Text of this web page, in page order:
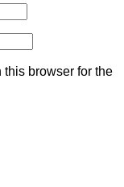
browser for the